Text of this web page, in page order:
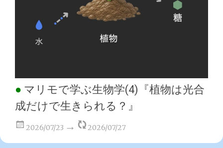
マリモで学ぶ生物学(4)『植物は光合
成だけで生きられる？』
2026/07/23 2026/07/27